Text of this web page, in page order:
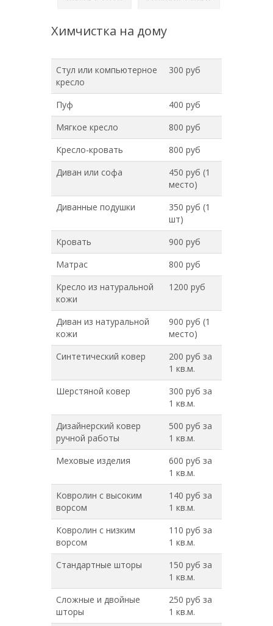
Химчистка на дому
Стул или компьютерное
кресло
300 руб
Пуф
400 руб
Мягкое кресло
800 руб
Кресло-кровать
800 руб
Диван или софа
450 руб (1
место)
Диванные подушки
350 руб (1
шт)
Кровать
900 руб
Матрас
800 руб
Кресло из натуральной
кожи
1200 руб
Диван из натуральной
кожи
900 руб (1
место)
Синтетический ковер
200 руб за
1 кв.м.
Шерстяной ковер
300 руб за
1 кв.м.
Дизайнерский ковер
ручной работы
500 руб за
1 кв.м.
Меховые изделия
600 руб за
1 кв.м.
Ковролин с высоким
ворсом
140 руб за
1 кв.м.
Ковролин с низким
ворсом
110 руб за
1 кв.м.
Стандартные шторы
150 руб за
1 кв.м.
Сложные и двойные
шторы
250 руб за
1 кв.м.